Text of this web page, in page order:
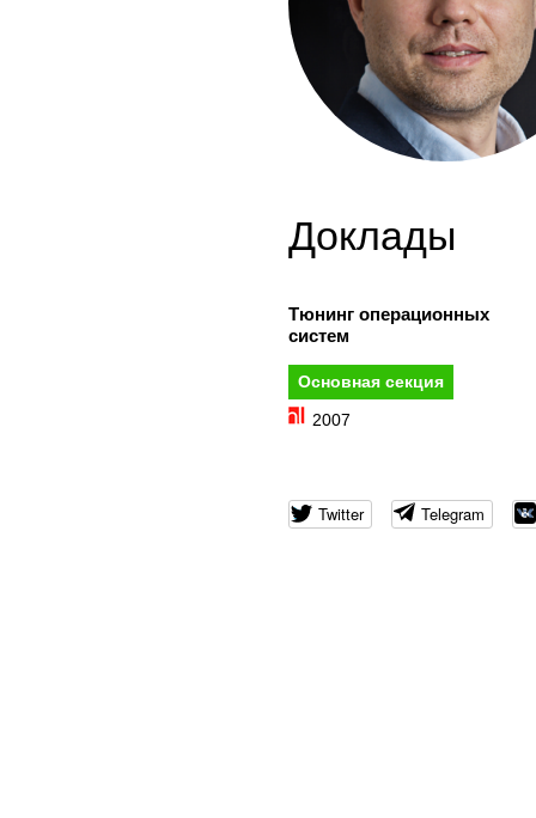
Доклады
Тюнинг операционных
систем
Основная секция
2007
Twitter Telegram